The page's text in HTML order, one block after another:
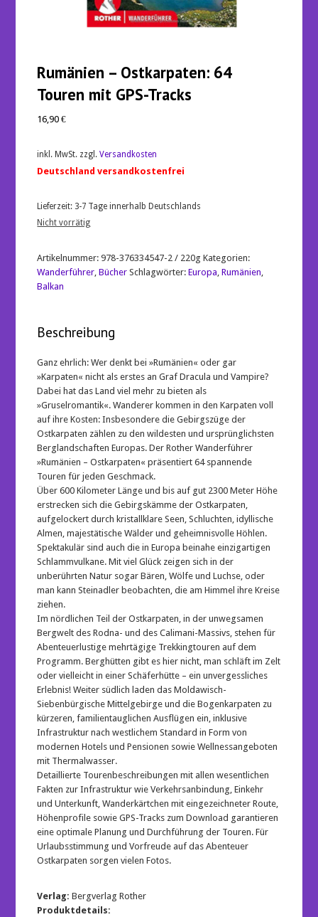
Rumänien – Ostkarpaten: 64
Touren mit GPS-Tracks
16,90€
inkl. MwSt. zzgl.Versandkosten
Deutschland versandkostenfrei
Lieferzeit: 3-7 Tage innerhalb Deutschlands
Nicht vorrätig
Artikelnummer:978-376334547-2 / 220g Kategorien:
Wanderführer,Bücher Schlagwörter:Europa,Rumänien,
Balkan
Beschreibung
Ganz ehrlich: Wer denkt bei »Rumänien« oder gar
»Karpaten« nicht als erstes an Graf Dracula und Vampire?
Dabei hat das Land viel mehr zu bieten als
»Gruselromantik«. Wanderer kommen in den Karpaten voll
auf ihre Kosten: Insbesondere die Gebirgszüge der
Ostkarpaten zählen zu den wildesten und ursprünglichsten
Berglandschaften Europas. Der Rother Wanderführer
»Rumänien – Ostkarpaten« präsentiert 64 spannende
Touren für jeden Geschmack.
Über 600 Kilometer Länge und bis auf gut 2300 Meter Höhe
erstrecken sich die Gebirgskämme der Ostkarpaten,
aufgelockert durch kristallklare Seen, Schluchten, idyllische
Almen, majestätische Wälder und geheimnisvolle Höhlen.
Spektakulär sind auch die in Europa beinahe einzigartigen
Schlammvulkane. Mit viel Glück zeigen sich in der
unberührten Natur sogar Bären, Wölfe und Luchse, oder
man kann Steinadler beobachten, die am Himmel ihre Kreise
ziehen.
Im nördlichen Teil der Ostkarpaten, in der unwegsamen
Bergwelt des Rodna- und des Calimani-Massivs, stehen für
Abenteuerlustige mehrtägige Trekkingtouren auf dem
Programm. Berghütten gibt es hier nicht, man schläft im Zelt
oder vielleicht in einer Schäferhütte – ein unvergessliches
Erlebnis! Weiter südlich laden das Moldawisch-
Siebenbürgische Mittelgebirge und die Bogenkarpaten zu
kürzeren, familientauglichen Ausflügen ein, inklusive
Infrastruktur nach westlichem Standard in Form von
modernen Hotels und Pensionen sowie Wellnessangeboten
mit Thermalwasser.
Detaillierte Tourenbeschreibungen mit allen wesentlichen
Fakten zur Infrastruktur wie Verkehrsanbindung, Einkehr
und Unterkunft, Wanderkärtchen mit eingezeichneter Route,
Höhenprofile sowie GPS-Tracks zum Download garantieren
eine optimale Planung und Durchführung der Touren. Für
Urlaubsstimmung und Vorfreude auf das Abenteuer
Ostkarpaten sorgen vielen Fotos.
Verlag:Bergverlag Rother
Produktdetails: